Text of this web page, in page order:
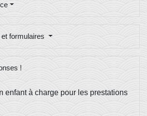
formulaires
!
enfant à charge pour les prestations